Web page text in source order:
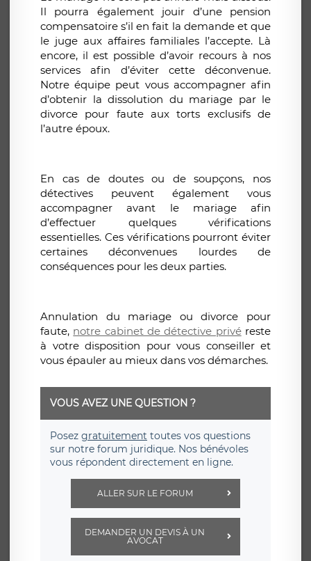
Il pourra également jouir d’une pension
compensatoire s’il en fait la demande et que
le juge aux affaires familiales l’accepte. Là
encore, il est possible d’avoir recours à nos
services afin d’éviter cette déconvenue.
Notre équipe peut vous accompagner afin
d’obtenir la dissolution du mariage par le
divorce pour faute aux torts exclusifs de
l’autre époux.
En cas de doutes ou de soupçons, nos
détectives peuvent également vous
accompagner avant le mariage afin
d’effectuer quelques vérifications
essentielles. Ces vérifications pourront éviter
certaines déconvenues lourdes de
conséquences pour les deux parties.
Annulation du mariage ou divorce pour
faute, notre cabinet de détective privéreste
à votre disposition pour vous conseiller et
vous épauler au mieux dans vos démarches.
VOUS AVEZ UNE QUESTION ?
Posez gratuitement toutes vos questions
sur notre forum juridique. Nos bénévoles
vous répondent directement en ligne.
ALLER SUR LE FORUM
DEMANDER UN DEVIS À UN
AVOCAT